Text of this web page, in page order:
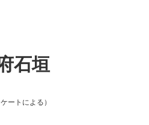
石垣
ートによる）